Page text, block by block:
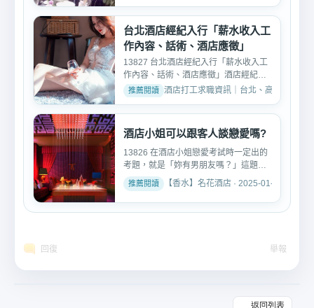
台北酒店經紀入行「薪水收入工
作內容、話術、酒店應徵」
13827 台北酒店經紀入行「薪水收入工
作內容、話術、酒店應徵」酒店經紀人
顧名思義就是帶小姐去酒...
酒店打工求職資訊｜台北、高雄、台中
酒店小姐可以跟客人談戀愛嗎?
13826 在酒店小姐戀愛考試時一定出的
考題，就是「妳有男朋友嗎？」這題是
還沒戀愛展開戀愛前的必...
【香水】名花酒店 · 2025-01-10
回復 舉報
返回列表